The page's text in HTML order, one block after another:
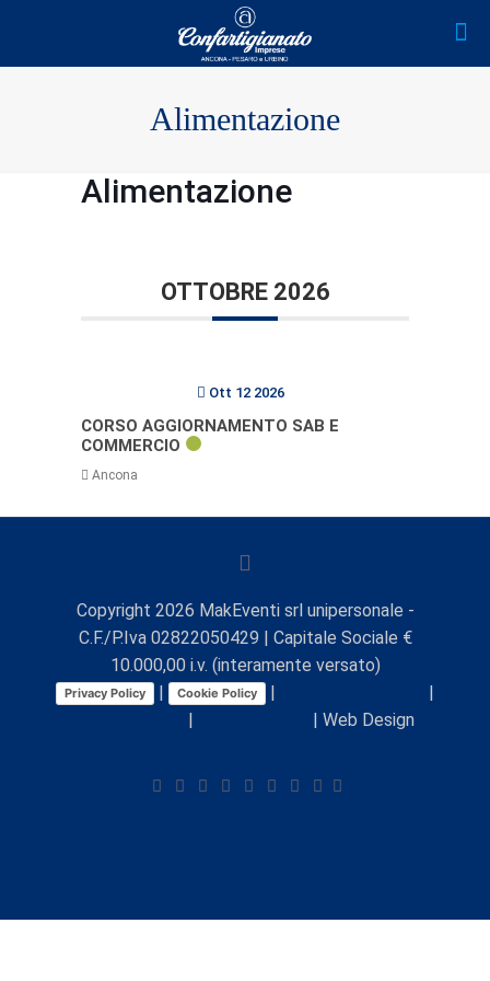
Alimentazione
Alimentazione
OTTOBRE 2026
Ott 12 2026
CORSO AGGIORNAMENTO SAB E
COMMERCIO
Ancona
Copyright 2026 MakEventi srl unipersonale -
C.F./P.Iva 02822050429 | Capitale Sociale €
10.000,00 i.v. (interamente versato)
Privacy Policy | Cookie Policy |
|
|
| Web Design